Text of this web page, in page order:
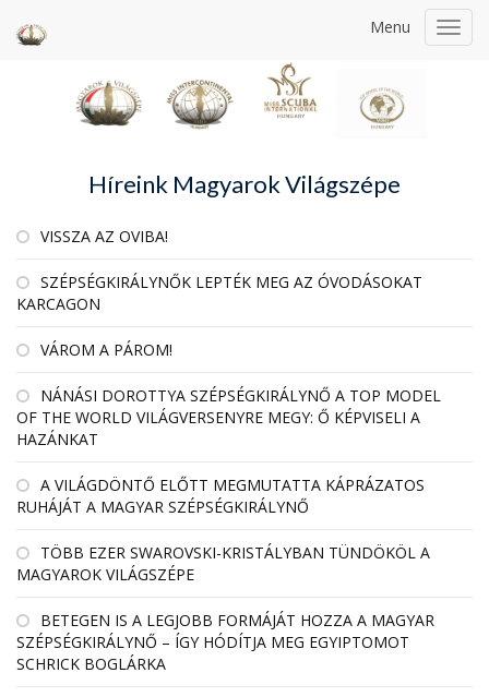
Menu
Híreink Magyarok Világszépe
VISSZA AZ OVIBA!
SZÉPSÉGKIRÁLYNŐK LEPTÉK MEG AZ ÓVODÁSOKAT
KARCAGON
VÁROM A PÁROM!
NÁNÁSI DOROTTYA SZÉPSÉGKIRÁLYNŐ A TOP MODEL
OF THE WORLD VILÁGVERSENYRE MEGY: Ő KÉPVISELI A
HAZÁNKAT
A VILÁGDÖNTŐ ELŐTT MEGMUTATTA KÁPRÁZATOS
RUHÁJÁT A MAGYAR SZÉPSÉGKIRÁLYNŐ
TÖBB EZER SWAROVSKI-KRISTÁLYBAN TÜNDÖKÖL A
MAGYAROK VILÁGSZÉPE
BETEGEN IS A LEGJOBB FORMÁJÁT HOZZA A MAGYAR
SZÉPSÉGKIRÁLYNŐ – ÍGY HÓDÍTJA MEG EGYIPTOMOT
SCHRICK BOGLÁRKA